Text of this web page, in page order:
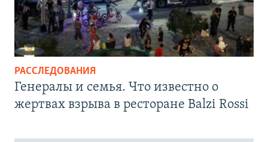
РАССЛЕДОВАНИЯ
Генералы и семья. Что известно о
жертвах взрыва в ресторане Balzi Rossi